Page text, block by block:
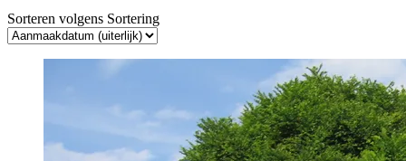
Sorteren volgens Sortering